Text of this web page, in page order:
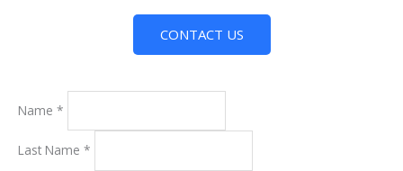
CONTACT US
Name *
Last Name *